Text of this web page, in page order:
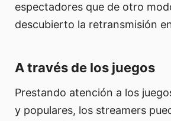
espectadores que de otro
descubierto la retransmisión
A través de los juegos
Prestando atención a los
y populares, los streamers